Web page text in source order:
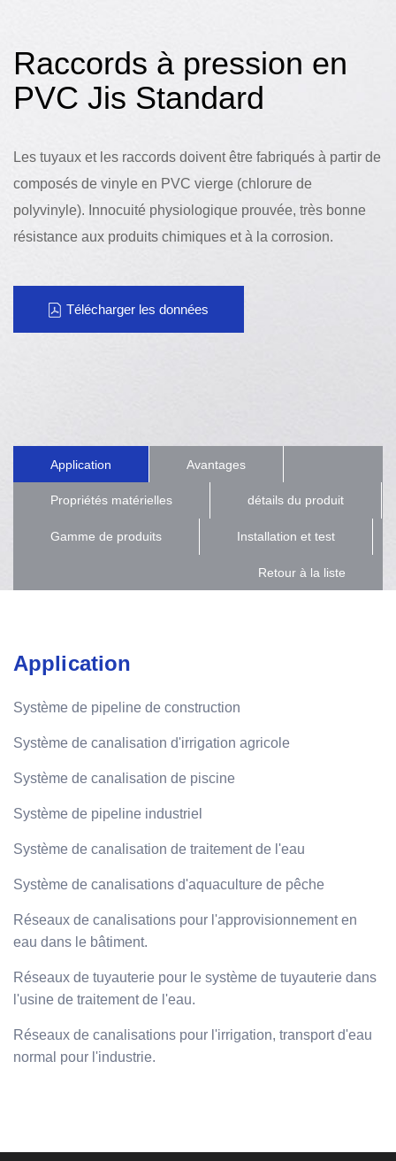
Raccords à pression en
PVC Jis Standard
Les tuyaux et les raccords doivent être fabriqués à partir de
composés de vinyle en PVC vierge (chlorure de
polyvinyle). Innocuité physiologique prouvée, très bonne
résistance aux produits chimiques et à la corrosion.
Télécharger les données
Application Avantages
Propriétés matérielles détails du produit
Gamme de produits Installation et test
Retour à la liste
Application
Système de pipeline de construction
Système de canalisation d'irrigation agricole
Système de canalisation de piscine
Système de pipeline industriel
Système de canalisation de traitement de l'eau
Système de canalisations d'aquaculture de pêche
Réseaux de canalisations pour l'approvisionnement en
eau dans le bâtiment.
Réseaux de tuyauterie pour le système de tuyauterie dans
l'usine de traitement de l'eau.
Réseaux de canalisations pour l'irrigation, transport d'eau
normal pour l'industrie.